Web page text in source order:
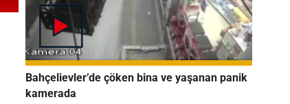
Bahçelievler’de çöken bina ve yaşanan panik
kamerada